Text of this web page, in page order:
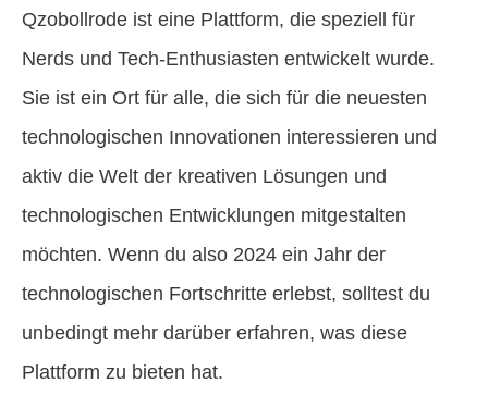
Qzobollrode ist eine Plattform, die speziell für
Nerds und Tech-Enthusiasten entwickelt wurde.
Sie ist ein Ort für alle, die sich für die neuesten
technologischen Innovationen interessieren und
aktiv die Welt der kreativen Lösungen und
technologischen Entwicklungen mitgestalten
möchten. Wenn du also 2024 ein Jahr der
technologischen Fortschritte erlebst, solltest du
unbedingt mehr darüber erfahren, was diese
Plattform zu bieten hat.